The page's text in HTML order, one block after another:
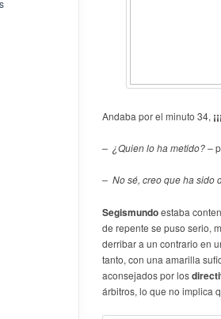
Andaba por el minuto 34,
– ¿Quien lo ha metido? –
– No sé, creo que ha sido
Segismundoestaba
de repente se puso serio,
derribar a un contrario en
tanto, con una amarilla
aconsejados por los
árbitros, lo que no implica